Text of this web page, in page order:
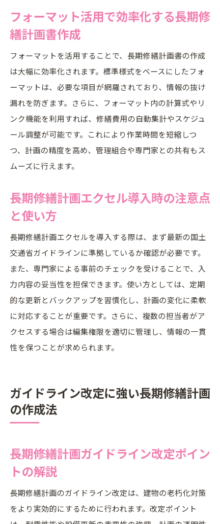
フォーマット活用で効率化する長期修
繕計画書作成
フォーマットを活用することで、長期修繕計画書の作成
は大幅に効率化されます。標準様式をベースにしたフォ
ーマットは、必要な項目が網羅されており、情報の抜け
漏れを防ぎます。さらに、フォーマット内の計算式やリ
ンク機能を利用すれば、修繕費用の自動集計やスケジュ
ール調整が可能です。これにより作業時間を短縮しつ
つ、計画の精度を高め、管理組合や専門家との共有もス
ムーズに行えます。
長期修繕計画エクセル導入時の注意点
と使い方
長期修繕計画エクセルを導入する際は、まず最新の国土
交通省ガイドラインに準拠しているか確認が必要です。
また、専門家による事前のチェックを受けることで、入
力内容の妥当性を担保できます。使い方としては、定期
的な更新とバックアップを習慣化し、計画の変化に柔軟
に対応することが重要です。さらに、複数の担当者がア
クセスする場合は編集権限を適切に管理し、情報の一貫
性を保つことが求められます。
ガイドライン改定に強い長期修繕計画
の作成法
長期修繕計画ガイドライン改定ポイン
トの解説
長期修繕計画のガイドライン改定は、建物の老朽化対策
をより実効的にするために行われます。改定ポイント